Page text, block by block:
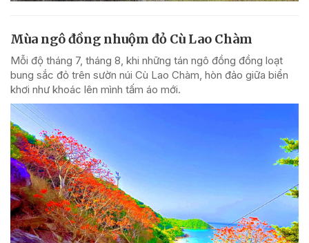
Mùa ngô đồng nhuộm đỏ Cù Lao Chàm
Mỗi độ tháng 7, tháng 8, khi những tán ngô đồng đồng loạt
bung sắc đỏ trên sườn núi Cù Lao Chàm, hòn đảo giữa biển
khơi như khoác lên mình tấm áo mới.